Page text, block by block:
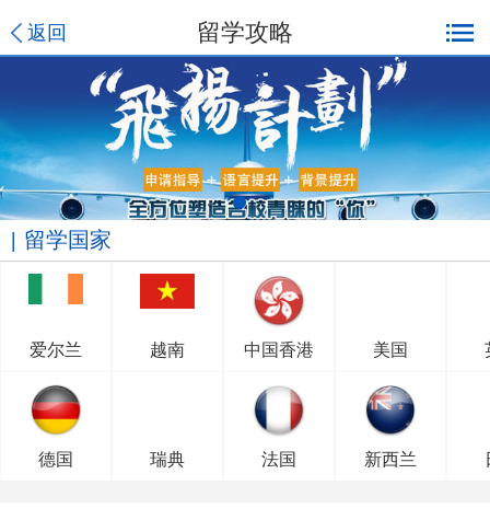
返回 留学攻略
留学国家
爱尔兰 越南 中国香港 美国
德国 瑞典 法国 新西兰